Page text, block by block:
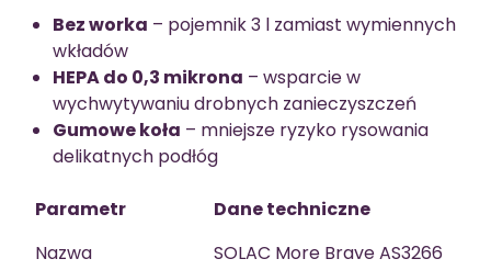
Bez worka – pojemnik 3 l zamiast wymiennych
wkładów
HEPA do 0,3 mikrona – wsparcie w
wychwytywaniu drobnych zanieczyszczeń
Gumowe koła – mniejsze ryzyko rysowania
delikatnych podłóg
Parametr
Dane techniczne
Nazwa
SOLAC More Brave AS3266